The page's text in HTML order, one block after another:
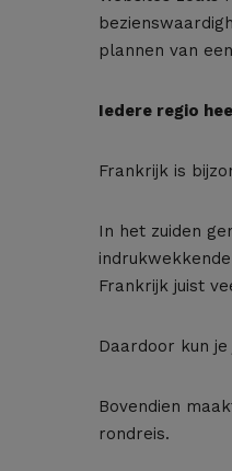
plannen van
Iedere regio
Frankrijk is
In het zuiden
Frankrijk juist
Daardoor kun
Bovendien
rondreis.